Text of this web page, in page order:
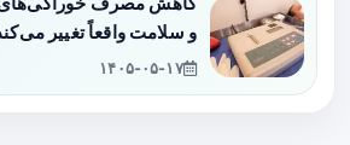
و سلامت واقعاً تغییر
۱۴۰۵-۰۵-۱۷